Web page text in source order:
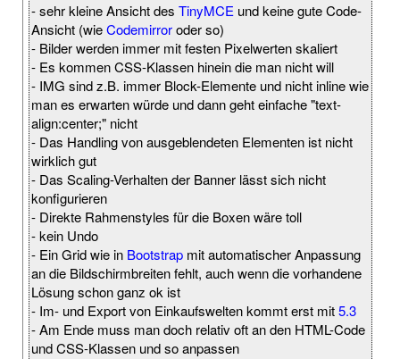
- sehr kleine Ansicht des TinyMCE und keine gute Code-
Ansicht (wieCodemirroroder so)
- Bilder werden immer mit festen Pixelwerten skaliert
- Es kommen CSS-Klassen hinein die man nicht will
- IMG sind z.B. immer Block-Elemente und nicht inline wie
man es erwarten würde und dann geht einfache "text-
align:center;" nicht
- Das Handling von ausgeblendeten Elementen ist nicht
wirklich gut
- Das Scaling-Verhalten der Banner lässt sich nicht
konfigurieren
- Direkte Rahmenstyles für die Boxen wäre toll
- kein Undo
- Ein Grid wie in Bootstrap mit automatischer Anpassung
an die Bildschirmbreiten fehlt, auch wenn die vorhandene
Lösung schon ganz ok ist
- Im- und Export von Einkaufswelten kommt erst mit5.3
- Am Ende muss man doch relativ oft an den HTML-Code
und CSS-Klassen und so anpassen